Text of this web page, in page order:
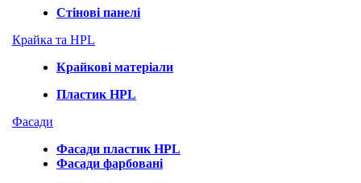
Стінові панелі
Крайка та HPL
Крайкові матеріали
Пластик HPL
Фасади
Фасади пластик HPL
Фасади фарбовані